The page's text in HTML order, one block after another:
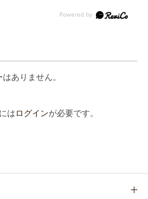
ありません。
はログインが必要です。